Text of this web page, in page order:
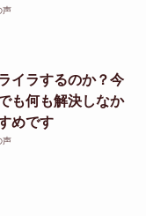
声
イラするのか？今
も何も解決しなか
めです
声